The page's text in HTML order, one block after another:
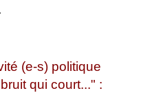
(e-s) politique
qui court..." :